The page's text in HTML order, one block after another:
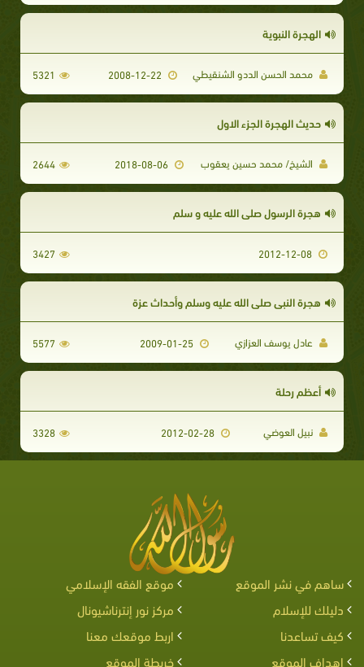
الهجرة النبوية
محمد الحسن الددو الشنقيطي 5321
حديث الهجرة الجزء الاول
الشيخ/ محمد حسين يعقوب 2018-08-06
2644
هجرة الرسول صلى الله عليه و سلم
3427
هجرة النبي صلى الله عليه وسلم وأحداث عزة
عادل يوسف العزازي 5577
أعظم رحلة
نبيل العوضي 3328
ساهم في نشر الموقع
موقع الفقه الإسلامي
دليلك للإسلام
مركز نور إنترناشيونال
كيف تساعدنا
اربط موقعك معنا
اهداف الموقع
خريطة الموقع